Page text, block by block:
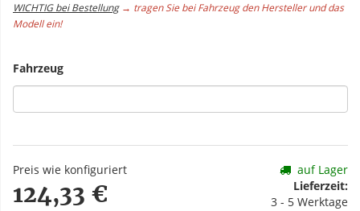
WICHTIG bei Bestellung → tragen Sie bei Fahrzeug den Hersteller und das
Modell ein!
Fahrzeug
Preis wie konfiguriert
124,33 €
auf Lager
Lieferzeit:
3 - 5 Werktage